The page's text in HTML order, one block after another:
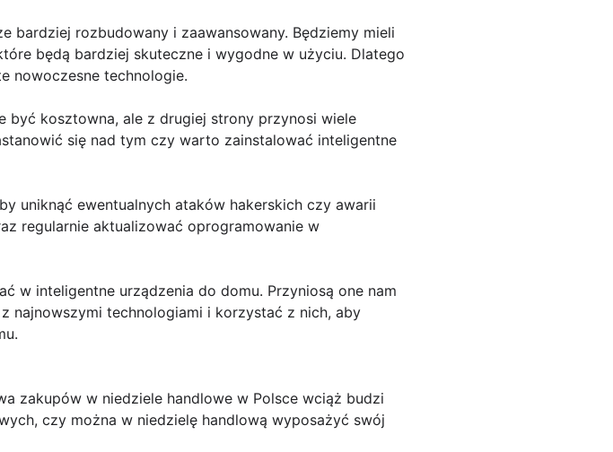
bardziej rozbudowany i zaawansowany. Będziemy mieli
będą bardziej skuteczne i wygodne w użyciu. Dlatego
nowoczesne technologie.
być kosztowna, ale z drugiej strony przynosi wiele
się nad tym czy warto zainstalować inteligentne
uniknąć ewentualnych ataków hakerskich czy awarii
regularnie aktualizować oprogramowanie w
w inteligentne urządzenia do domu. Przyniosą one nam
najnowszymi technologiami i korzystać z nich, aby
zakupów w niedziele handlowe w Polsce wciąż budzi
czy można w niedzielę handlową wyposażyć swój